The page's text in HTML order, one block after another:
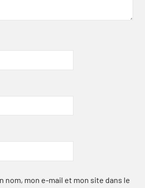
nom, mon e-mail et mon site dans le